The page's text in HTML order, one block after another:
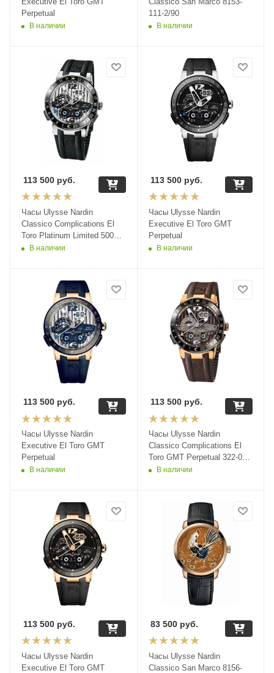
Perpetual
В наличии
111-2/90
В наличии
Часы Ulysse Nardin
Classico Complications El
Toro Platinum Limited 500
329-00-3
В наличии
113 500 руб.
Часы Ulysse Nardin
Executive El Toro GMT
Perpetual
В наличии
113 500руб.
Часы Ulysse Nardin
Executive El Toro GMT
Perpetual
В наличии
113 500 руб.
Часы Ulysse Nardin
Classico Complications El
Toro GMT Perpetual 322-00-
3
В наличии
113 500руб.
Часы Ulysse Nardin
Executive El Toro GMT
113 500 руб.
Часы Ulysse Nardin
Classico San Marco 8156-
83 500руб.